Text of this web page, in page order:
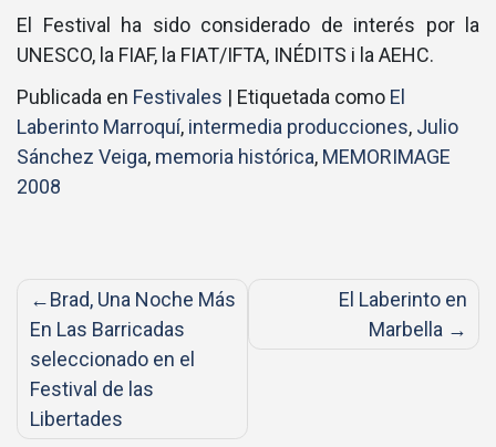
El Festival ha sido considerado de interés por la
UNESCO, la FIAF, la FIAT/IFTA, INÉDITS i la AEHC.
Publicada en Festivales | Etiquetada como El
Laberinto Marroquí, intermedia producciones, Julio
Sánchez Veiga, memoria histórica, MEMORIMAGE
2008
Navegación
de
entradas
Brad, Una Noche Más
En Las Barricadas
seleccionado en el
Festival de las
Libertades
El Laberinto en
Marbella